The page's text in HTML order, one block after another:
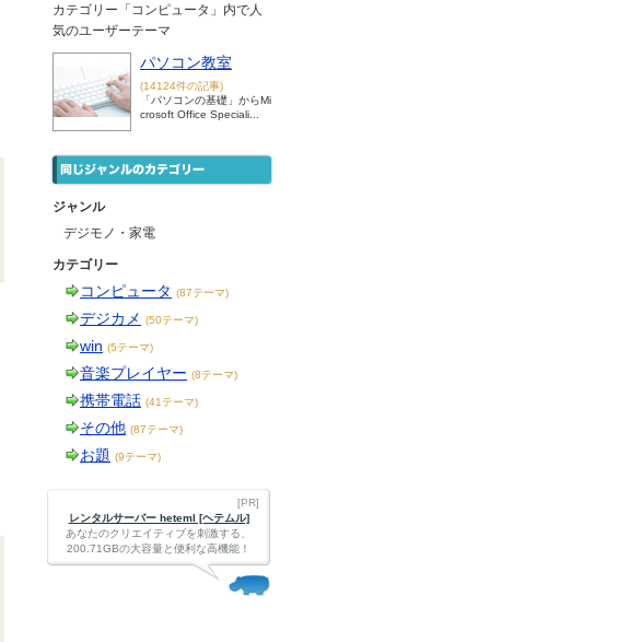
カテゴリー「コンピュータ」内で人
気のユーザーテーマ
パソコン教室
(14124件の記事)
「パソコンの基礎」からMi
crosoft Office Speciali...
ジャンル
デジモノ・家電
カテゴリー
コンピュータ (87テーマ)
デジカメ (50テーマ)
win (5テーマ)
音楽プレイヤー (8テーマ)
携帯電話 (41テーマ)
その他 (87テーマ)
お題 (9テーマ)
[PR]
レンタルサーバー heteml [ヘテムル]
あなたのクリエイティブを刺激する、
200.71GBの大容量と便利な高機能！